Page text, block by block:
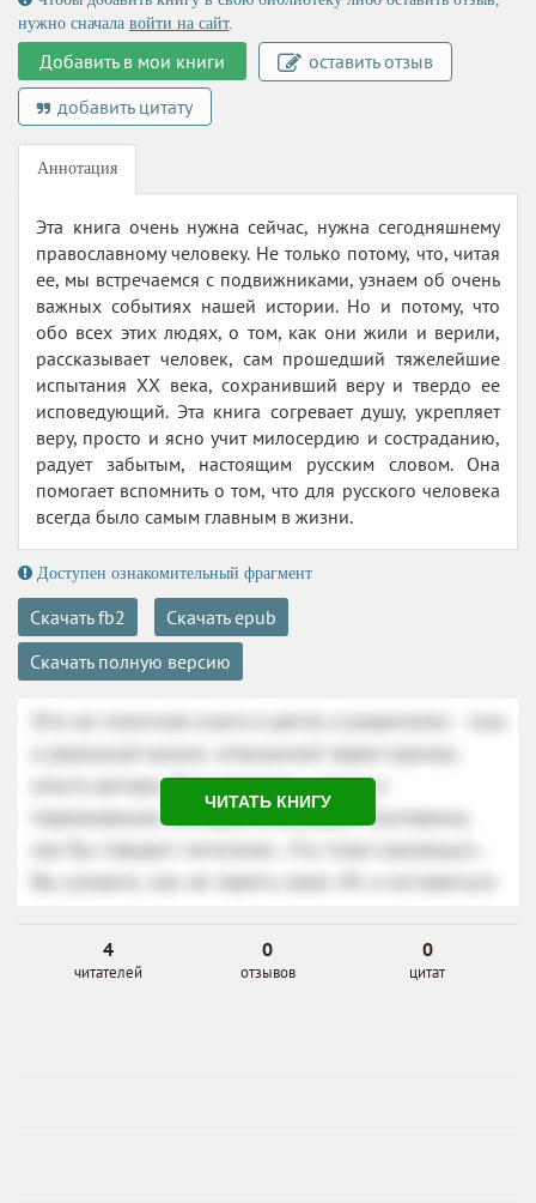
нужно сначала войти на сайт.
Добавить в мои книги
оставить отзыв
добавить цитату
Аннотация
Эта книга очень нужна сейчас, нужна сегодняшнему
православному человеку. Не только потому, что, читая
ее, мы встречаемся с подвижниками, узнаем об очень
важных событиях нашей истории. Но и потому, что
обо всех этих людях, о том, как они жили и верили,
рассказывает человек, сам прошедший тяжелейшие
испытания XX века, сохранивший веру и твердо ее
исповедующий. Эта книга согревает душу, укрепляет
веру, просто и ясно учит милосердию и состраданию,
радует забытым, настоящим русским словом. Она
помогает вспомнить о том, что для русского человека
всегда было самым главным в жизни.
Доступен ознакомительный фрагмент
Скачать fb2
Скачать epub
Скачать полную версию
ЧИТАТЬ КНИГУ
4
читателей
0
отзывов
0
цитат